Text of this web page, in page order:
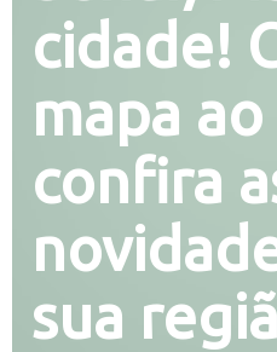
cidade!
mapa
confira
sua